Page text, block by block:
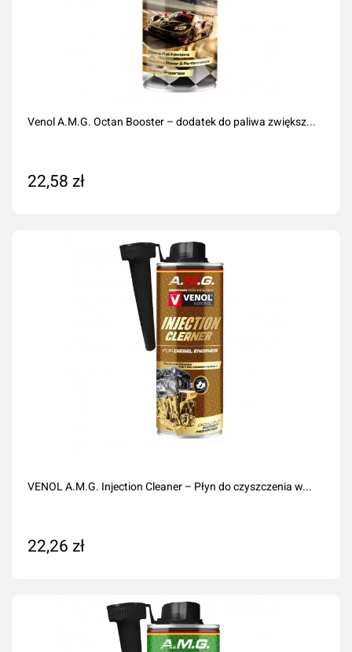
Venol A.M.G. Octan Booster – dodatek do paliwa zwiększ...
22,58 zł
VENOL A.M.G. Injection Cleaner – Płyn do czyszczenia w...
22,26 zł